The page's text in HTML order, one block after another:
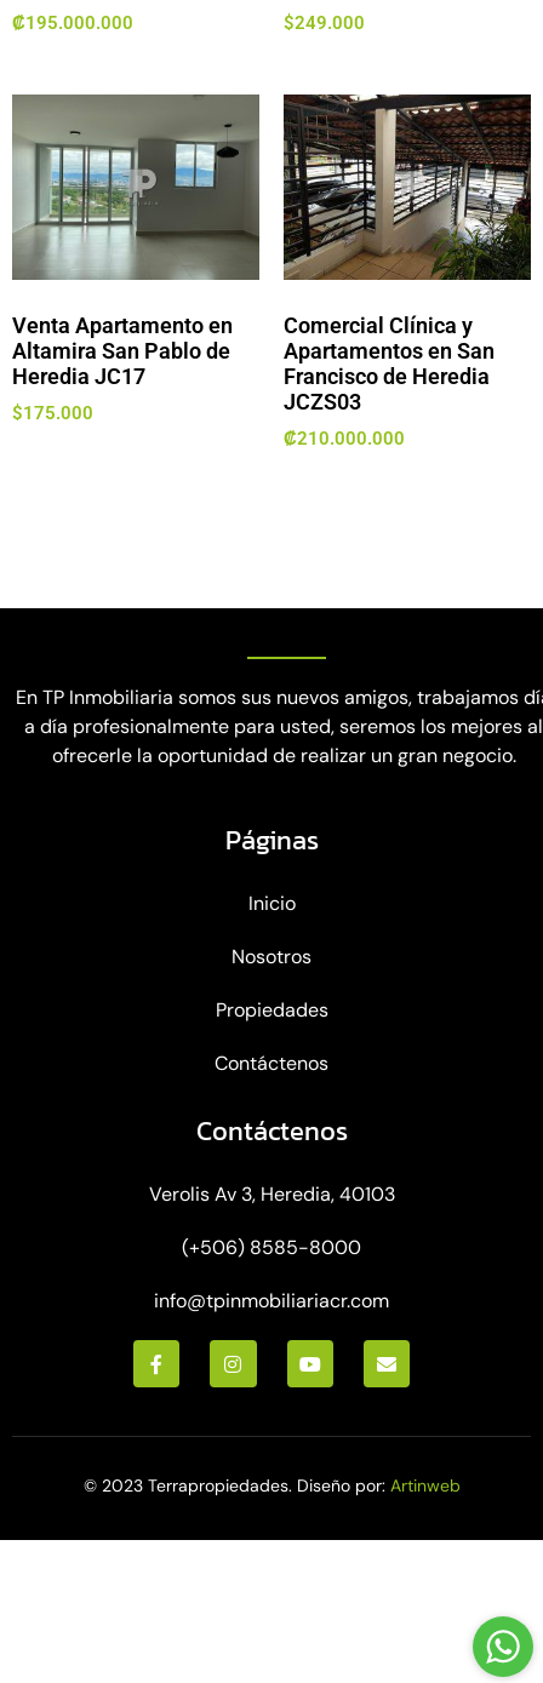
₡195.000.000 $249.000
Venta Apartamento en
Altamira San Pablo de
Heredia JC17
$175.000
Comercial Clínica y
Apartamentos en San
Francisco de Heredia
JCZS03
₡210.000.000
En TP Inmobiliaria somos sus nuevos amigos, trabajamos
a día profesionalmente para usted, seremos los mejores al
ofrecerle la oportunidad de realizar un gran negocio.
Páginas
Inicio
Nosotros
Propiedades
Contáctenos
Contáctenos
Verolis Av 3, Heredia, 40103
(+506) 8585-8000
info@tpinmobiliariacr.com
© 2023 Terrapropiedades. Diseño por: Artinweb